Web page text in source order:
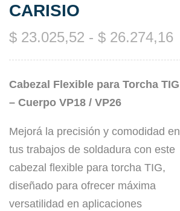
CARISIO
$ 23.025,52 - $ 26.274,16
Cabezal Flexible para Torcha TIG
– Cuerpo VP18 / VP26
Mejorá la precisión y comodidad en
tus trabajos de soldadura con este
cabezal flexible para torcha TIG,
diseñado para ofrecer máxima
versatilidad en aplicaciones